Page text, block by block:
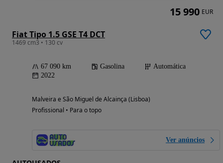
Fiat Tipo 1.5 GSE T4 DCT
1469 cm3 • 130 cv
67 090 km Gasolina
Automática
2022
Malveira e São Miguel de Alcainça (Lisboa)
Profissional • Para o topo
Ver anúncios
15 990 EUR